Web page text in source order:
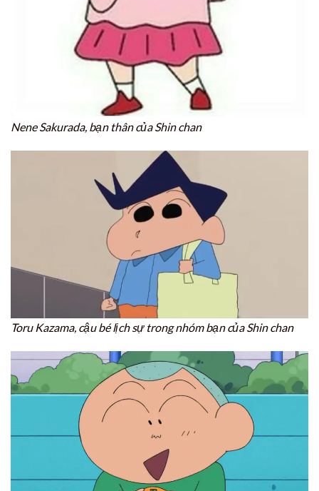
Nene Sakurada, bạn thân của Shin chan
Toru Kazama, cậu bé lịch sự trong nhóm bạn của Shin chan